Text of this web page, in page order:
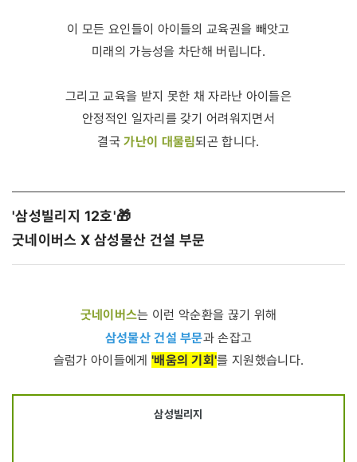
이 모든 요인들이 아이들의 교육권을 빼앗고
미래의 가능성을 차단해 버립니다.
그리고 교육을 받지 못한 채 자라난 아이들은
안정적인 일자리를 갖기 어려워지면서
결국가난이 대물림되곤 합니다.
'삼성빌리지 12호' 🎁
굿네이버스 X 삼성물산 건설 부문
굿네이버스는 이런 악순환을 끊기 위해
삼성물산 건설 부문과 손잡고
슬럼가 아이들에게 '배움의 기회'를 지원했습니다.
삼성빌리지